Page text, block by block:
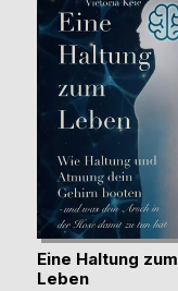
Eine Haltung zum
Leben